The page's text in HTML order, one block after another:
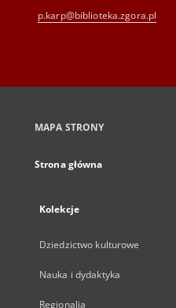
p.karp@biblioteka.zgora.pl
MAPA STRONY
Strona główna
Kolekcje
Dziedzictwo kulturowe
Nauka i dydaktyka
Regionalia